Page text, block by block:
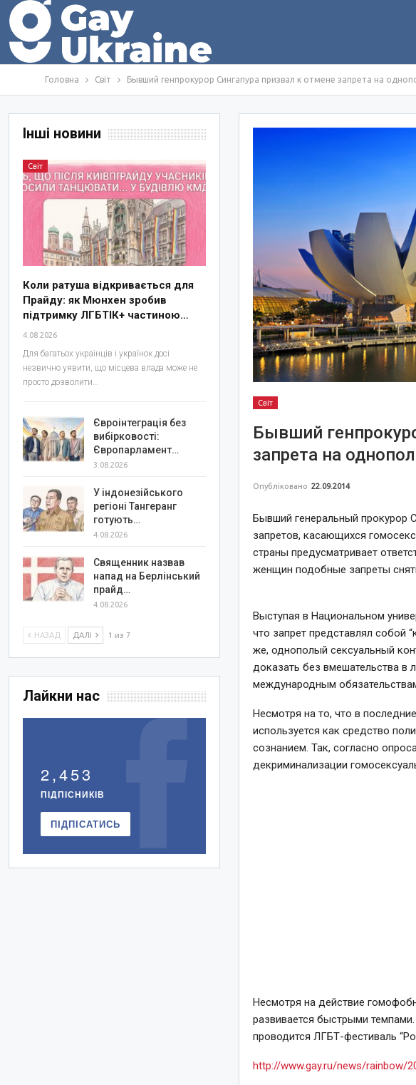
Головна Світ Бывший генпрокурор Сингапура призвал к отмене запрета на
Світ
Бывший
запрета на
Опубліковано 22.09.2014
Бывший генеральный прокурор
запретов, касающихся
страны предусматривает
женщин подобные запреты
Выступая в Национальном
что запрет представлял собой
же, однополый сексуальный
доказать без вмешательства в
международным
Несмотря на то, что в
используется как средство
сознанием. Так, согласно
декриминализации
Несмотря на действие
развивается быстрыми
проводится ЛГБТ-фестиваль
http://www.gay.ru/news/rainbow/
Інші новини
Світ
Коли ратуша відкривається для
Прайду: як Мюнхен зробив
підтримку ЛГБТІК+ частиною…
4.08.2026
Для багатьох українців і українок досі
незвично уявити, що місцева влада може не
просто дозволити…
Євроінтеграція без
вибірковості:
Європарламент…
3.08.2026
У індонезійського
регіоні Тангеранг
готують…
4.08.2026
Священник назвав
напад на Берлінський
прайд…
4.08.2026
НАЗАД ДАЛІ 1 из 7
Лайкни нас
2,453
ПІДПІСНИКІВ
ПІДПІСАТИСЬ